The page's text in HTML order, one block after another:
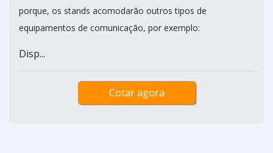
porque, os stands acomodarão outros tipos de
equipamentos de comunicação, por exemplo:
Disp...
Cotar agora